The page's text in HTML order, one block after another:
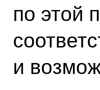
по этой
и